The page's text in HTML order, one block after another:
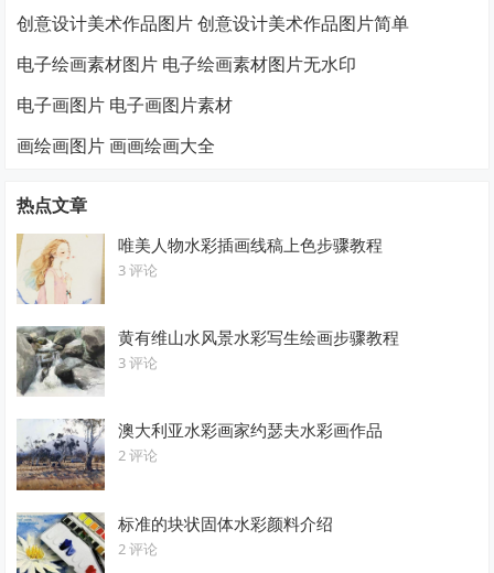
创意设计美术作品图片 创意设计美术作品图片简单
电子绘画素材图片 电子绘画素材图片无水印
电子画图片 电子画图片素材
画绘画图片 画画绘画大全
热点文章
唯美人物水彩插画线稿上色步骤教程
3 评论
黄有维山水风景水彩写生绘画步骤教程
3 评论
澳大利亚水彩画家约瑟夫水彩画作品
2 评论
标准的块状固体水彩颜料介绍
2 评论